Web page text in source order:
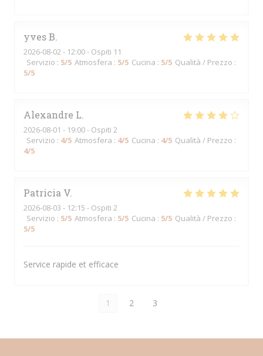
yvesB
2026-08-02 - 12:00 - Ospiti 11
Servizio : 5/5 Atmosfera : 5/5 Cucina : 5/5 Qualità / Prezzo :
5/5
Alexandre L
2026-08-01 - 19:00 - Ospiti 2
Servizio : 4/5 Atmosfera : 4/5 Cucina : 4/5 Qualità / Prezzo :
4/5
Patricia V
2026-08-03 - 12:15 - Ospiti 2
Servizio : 5/5 Atmosfera : 5/5 Cucina : 5/5 Qualità / Prezzo :
5/5
Service rapide et efficace
1 2 3